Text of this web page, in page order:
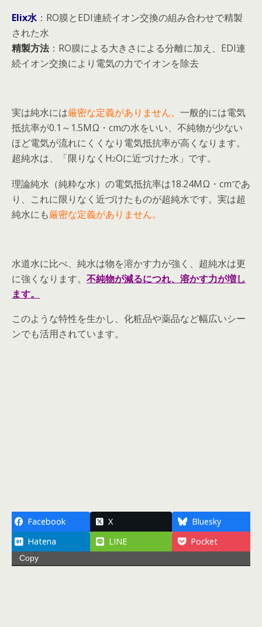
Elix水：RO膜とEDI連続イオン交換の組み合わせで精製
された水
精製方法：RO膜による大きさによる分離に加え、EDI連
続イオン交換により電気の力でイオンを除去
実は純水には厳密な定義がありません。 一般的には電気
抵抗率が0.1～1.5MΩ・cmの水をいい、不純物が少ない
ほど電気が流れにくくなり電気抵抗率が高くなります。
超純水は、「限りなくH2Oに近づけた水」です。
理論純水（純粋な水）の電気抵抗率は18.24MΩ・cmであ
り、これに限りなく近づけたものが超純水です。実は超
純水にも厳密な定義がありません。
水道水に比べ、純水は物を溶かす力が強く、超純水は更
に強くなります。 不純物が減るにつれ、溶かす力が増し
ます。
このような特性を生かし、化粧品や薬品など幅広いシー
ンでも活用されています。
Facebook X
Bluesky
Hatena
LINE Pocket
Copy